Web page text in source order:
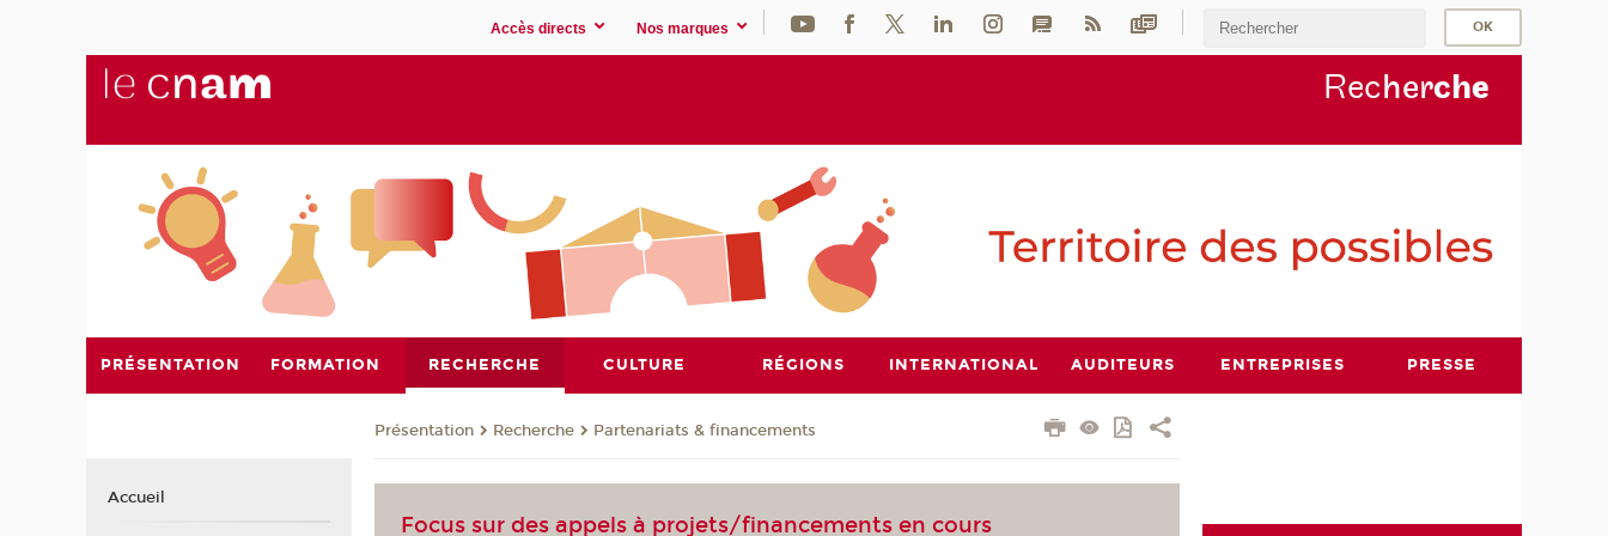
Accès directs Nos marques
Recherche
PRÉSENTATION FORMATION RECHERCHE CULTURE RÉGIONS INTERNATIONAL AUDITEURS ENTREPRISES PRESSE
Présentation Recherche Partenariats & financements
Focus sur des appels à projets/financements en cours
Accueil